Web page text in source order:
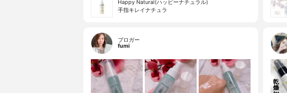
Happy Natural(ハッピーナチュラル)
手指キレイナチュラ
ブロガー
fumi